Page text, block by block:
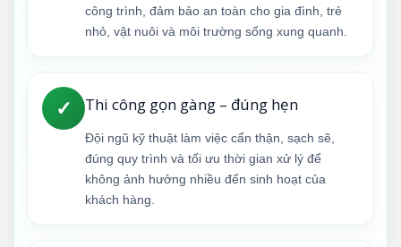
công trình, đảm bảo an toàn cho gia đình, trẻ
nhỏ, vật nuôi và môi trường sống xung quanh.
✓ Thi công gọn gàng – đúng hẹn
Đội ngũ kỹ thuật làm việc cẩn thận, sạch sẽ,
đúng quy trình và tối ưu thời gian xử lý để
không ảnh hưởng nhiều đến sinh hoạt của
khách hàng.